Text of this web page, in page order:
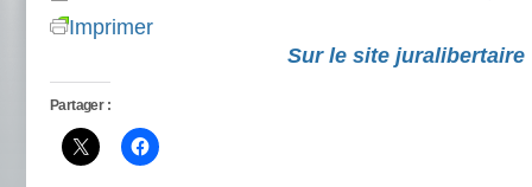
Imprimer
Sur le site juralibertaire
Partager :